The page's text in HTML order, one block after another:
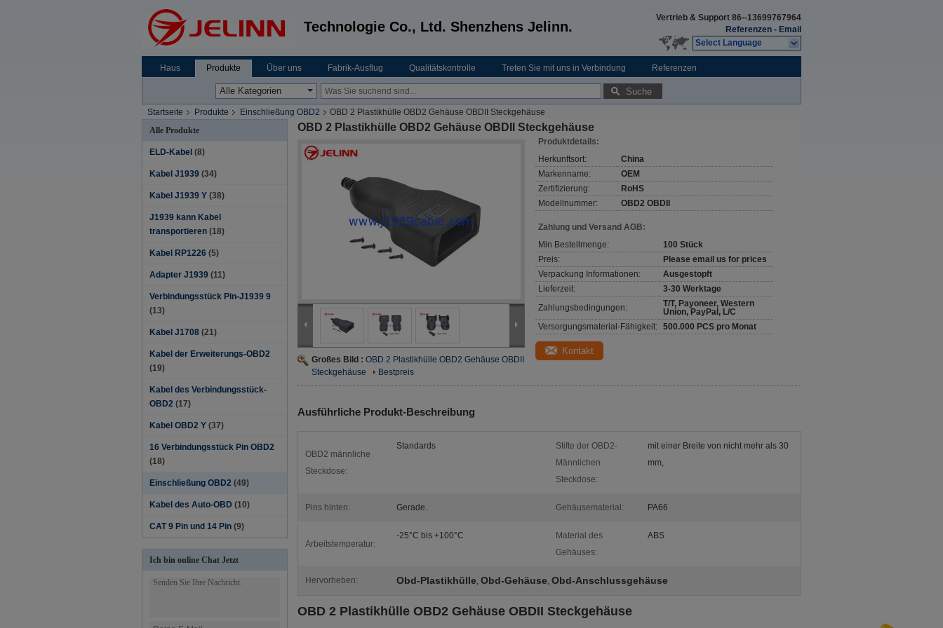
Technologie Co., Ltd. Shenzhens Jelinn.
Vertrieb & Support 86--13699767964
Referenzen - Email
Select Language
Haus Produkte Über uns Fabrik-Ausflug Qualitätskontrolle Treten Sie mit uns in Verbindung Referenzen
Suche
Startseite Produkte Einschließung OBD2 OBD 2 Plastikhülle OBD2 Gehäuse OBDII Steckgehäuse
Alle Produkte
ELD-Kabel (8)
Kabel J1939 (34)
Kabel J1939 Y (38)
J1939 kann Kabel
transportieren (18)
Kabel RP1226 (5)
Adapter J1939 (11)
Verbindungsstück Pin-J1939 9
(13)
Kabel J1708 (21)
Kabel der Erweiterungs-OBD2
(19)
Kabel des Verbindungsstück-
OBD2 (17)
Kabel OBD2 Y (37)
16 Verbindungsstück Pin OBD2
(18)
Einschließung OBD2 (49)
Kabel des Auto-OBD (10)
CAT 9 Pin und 14 Pin (9)
Ich bin online Chat Jetzt
OBD 2 Plastikhülle OBD2 Gehäuse OBDII Steckgehäuse
Großes Bild : OBD 2 Plastikhülle OBD2 Gehäuse OBDII
Steckgehäuse
Bestpreis
Produktdetails:
Herkunftsort:
China
Markenname:
OEM
Zertifizierung:
RoHS
Modellnummer:
OBD2 OBDII
Zahlung und Versand AGB:
Min Bestellmenge:
100 Stück
Preis:
Please email us for prices
Verpackung Informationen:
Ausgestopft
Lieferzeit:
3-30 Werktage
Zahlungsbedingungen:
T/T, Payoneer, Western
Union, PayPal, L/C
Versorgungsmaterial-Fähigkeit: 500.000 PCS pro Monat
Kontakt
Ausführliche Produkt-Beschreibung
OBD2 männliche
Steckdose:
Standards
Stifte der OBD2-
Männlichen
Steckdose:
mit einer Breite von nicht mehr als 30
mm,
Pins hinten: Gerade. Gehäusematerial: PA66
Arbeitstemperatur:
-25°C bis +100°C
Material des
Gehäuses:
ABS
Hervorheben: Obd-Plastikhülle, Obd-Gehäuse, Obd-Anschlussgehäuse
OBD 2 Plastikhülle OBD2 Gehäuse OBDII Steckgehäuse